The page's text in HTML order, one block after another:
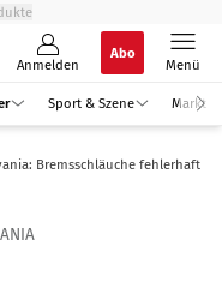
Anmelden
Abo
Menü
Sport & Szene Markt
Bremsschläuche fehlerhaft